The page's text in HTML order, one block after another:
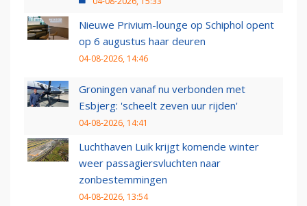
Nieuwe Privium-lounge op Schiphol opent
op 6 augustus haar deuren
04-08-2026, 14:46
Groningen vanaf nu verbonden met
Esbjerg: 'scheelt zeven uur rijden'
04-08-2026, 14:41
Luchthaven Luik krijgt komende winter
weer passagiersvluchten naar
zonbestemmingen
04-08-2026, 13:54